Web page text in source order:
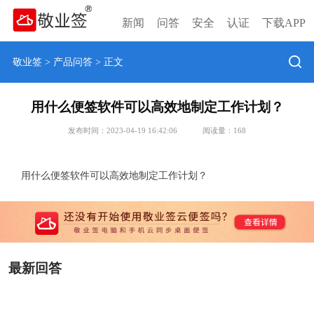
新闻 问答 安全 认证 下载APP
敬业签> 产品问答> 正文
用什么便签软件可以高效地制定工作计划？
发布时间：2023-04-19 16:42:06 阅读量： 168
用什么便签软件可以高效地制定工作计划？
最新回答